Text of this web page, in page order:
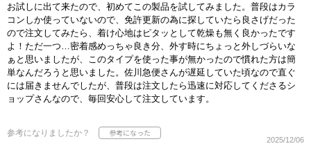
お試しに出て来たので、初めてこの製品を試してみました。普段はカラ
コンしか使っていないので、免許更新の為に探していたら良さげだった
ので注文してみたら、着け心地はピタッとして乾燥も無く良かったです
よ！ただ一つ…密着感めっちゃ良き分、外す時にちょっと外しづらいな
ぁと思いましたが、このタイプを使った事が無かったので慣れた方は簡
単なんだろうと思いました。佐川急便さんが遅延していた頃なので直ぐ
には届きませんでしたが、普段は注文したら迅速に対応してくださるシ
ョップさんなので、毎回安心して注文しています。
参考になりましたか？
2025/12/06